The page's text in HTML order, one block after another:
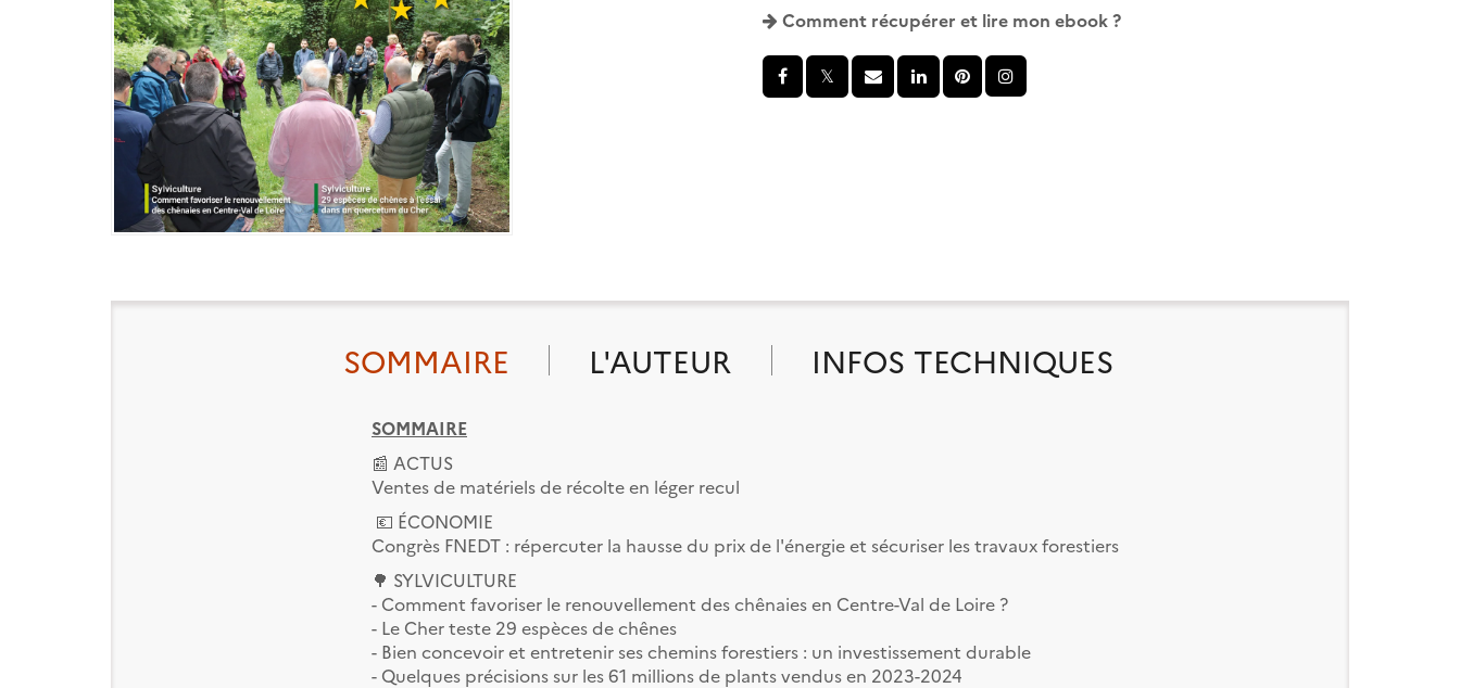
Comment récupérer et lire mon ebook ?
SOMMAIRE L'AUTEUR INFOS TECHNIQUES
SOMMAIRE
📰 ACTUS
Ventes de matériels de récolte en léger recul
💶 ÉCONOMIE
Congrès FNEDT : répercuter la hausse du prix de l'énergie et sécuriser les travaux forestiers
🌳 SYLVICULTURE
- Comment favoriser le renouvellement des chênaies en Centre-Val de Loire ?
- Le Cher teste 29 espèces de chênes
- Bien concevoir et entretenir ses chemins forestiers : un investissement durable
- Quelques précisions sur les 61 millions de plants vendus en 2023-2024